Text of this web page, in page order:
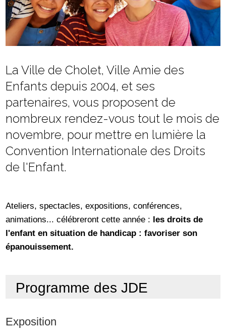
La Ville de Cholet, Ville Amie des
Enfants depuis 2004, et ses
partenaires, vous proposent de
nombreux rendez-vous tout le mois de
novembre, pour mettre en lumière la
Convention Internationale des Droits
de l'Enfant.
Ateliers, spectacles, expositions, conférences,
animations... célébreront cette année : les droits de
l'enfant en situation de handicap : favoriser son
épanouissement.
Programme des JDE
Exposition